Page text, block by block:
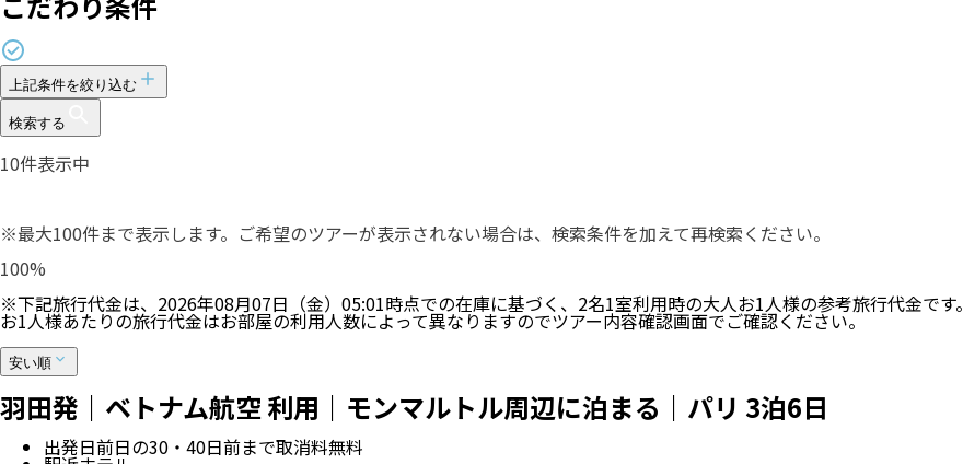
上記条件を絞り込む
検索する
10件表示中
※最大100件まで表示します。ご希望のツアーが表示されない場合は、検索条件を加えて再検索ください。
100%
※下記旅行代金は、 2026年08月07日（金）05:01時点での在庫に基づく、 2名1室利用時の大人お1人様の参考旅行代金です。
お1人様あたりの旅行代金はお部屋の利用人数によって異なりますのでツアー内容確認画面でご確認ください。
安い順
羽田発｜ベトナム航空 利用｜モンマルトル周辺に泊まる｜パリ 3泊6日
出発日前日の30・40日前まで取消料無料